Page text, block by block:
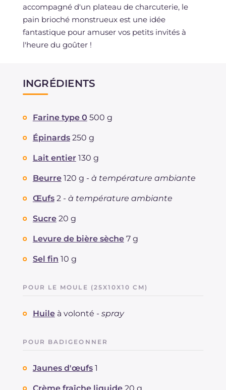
accompagné d'un plateau de charcuterie, le
pain brioché monstrueux est une idée
fantastique pour amuser vos petits invités à
l'heure du goûter !
INGRÉDIENTS
Farine type 0 500 g
Épinards 250 g
Lait entier 130 g
Beurre 120 g - à température ambiante
Œufs 2 - à température ambiante
Sucre 20 g
Levure de bière sèche 7 g
Sel fin 10 g
POUR LE MOULE (25X10X10 CM)
Huile à volonté - spray
POUR BADIGEONNER
Jaunes d'œufs 1
Crème fraîche liquide 20 g